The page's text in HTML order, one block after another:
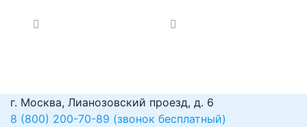
г. Москва, Лианозовский проезд, д. 6
8 (800) 200-70-89 (звонок бесплатный)